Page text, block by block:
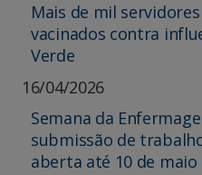
Mais de mil servidores
vacinados contra
Verde
16/04/2026
Semana da
submissão de
aberta até 10 de maio